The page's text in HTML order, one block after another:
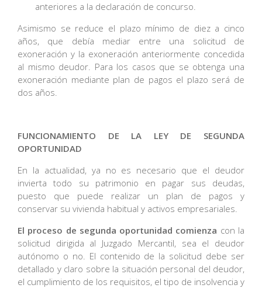
anteriores a la declaración de concurso.
Asimismo se reduce el plazo mínimo de diez a cinco
años, que debía mediar entre una solicitud de
exoneración y la exoneración anteriormente concedida
al mismo deudor. Para los casos que se obtenga una
exoneración mediante plan de pagos el plazo será de
dos años.
FUNCIONAMIENTO DE LA LEY DE SEGUNDA
OPORTUNIDAD
En la actualidad, ya no es necesario que el deudor
invierta todo su patrimonio en pagar sus deudas,
puesto que puede realizar un plan de pagos y
conservar su vivienda habitual y activos empresariales.
El proceso de segunda oportunidad comienza con la
solicitud dirigida al Juzgado Mercantil, sea el deudor
autónomo o no. El contenido de la solicitud debe ser
detallado y claro sobre la situación personal del deudor,
el cumplimiento de los requisitos, el tipo de insolvencia y